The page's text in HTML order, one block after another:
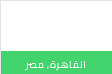
القاهرة‎, مصر